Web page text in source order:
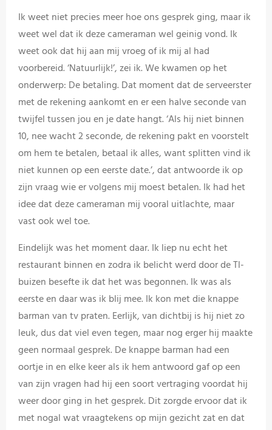
Ik weet niet precies meer hoe ons gesprek ging, maar ik
weet wel dat ik deze cameraman wel geinig vond. Ik
weet ook dat hij aan mij vroeg of ik mij al had
voorbereid. ‘Natuurlijk!’, zei ik. We kwamen op het
onderwerp: De betaling. Dat moment dat de serveerster
met de rekening aankomt en er een halve seconde van
twijfel tussen jou en je date hangt. ‘Als hij niet binnen
10, nee wacht 2 seconde, de rekening pakt en voorstelt
om hem te betalen, betaal ik alles, want splitten vind ik
niet kunnen op een eerste date.’, dat antwoorde ik op
zijn vraag wie er volgens mij moest betalen. Ik had het
idee dat deze cameraman mij vooral uitlachte, maar
vast ook wel toe.
Eindelijk was het moment daar. Ik liep nu echt het
restaurant binnen en zodra ik belicht werd door de Tl-
buizen besefte ik dat het was begonnen. Ik was als
eerste en daar was ik blij mee. Ik kon met die knappe
barman van tv praten. Eerlijk, van dichtbij is hij niet zo
leuk, dus dat viel even tegen, maar nog erger hij maakte
geen normaal gesprek. De knappe barman had een
oortje in en elke keer als ik hem antwoord gaf op een
van zijn vragen had hij een soort vertraging voordat hij
weer door ging in het gesprek. Dit zorgde ervoor dat ik
met nogal wat vraagtekens op mijn gezicht zat en dat